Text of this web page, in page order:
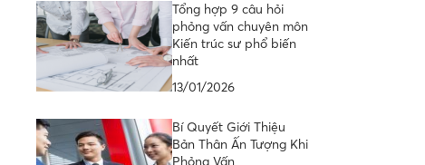
Tổng hợp 9 câu hỏi
phỏng vấn chuyên môn
Kiến trúc sư phổ biến
nhất
13/01/2026
Bí Quyết Giới Thiệu
Bản Thân Ấn Tượng Khi